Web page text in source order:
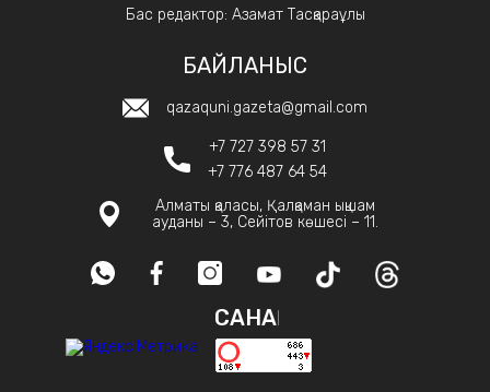
Бас редактор: Азамат Тасқараұлы
БАЙЛАНЫС
qazaquni.gazeta@gmail.com
+7 727 398 57 31
+7 776 487 64 54
Алматы қаласы, Қалқаман ықшам
ауданы – 3, Сейітов көшесі – 11.
САНАҚ